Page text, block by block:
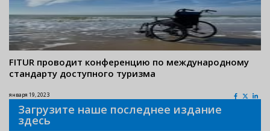
FITUR проводит конференцию по международному
стандарту доступного туризма
января 19, 2023
Загрузите наше последнее издание
здесь